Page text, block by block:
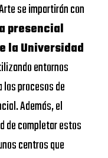
se impartirán con
presencial
la Universidad
entornos
procesos de
Además, el
de completar estos
centros que